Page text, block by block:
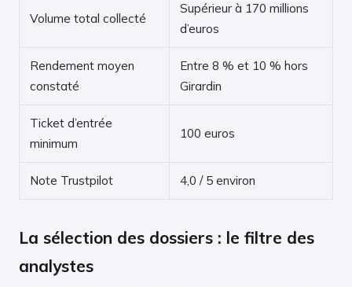
Volume total collecté
Supérieur à 170 millions
d’euros
Rendement moyen
constaté
Entre 8 % et 10 % hors
Girardin
Ticket d’entrée
minimum
100 euros
Note Trustpilot 4,0 / 5 environ
La sélection des dossiers : le filtre des
analystes